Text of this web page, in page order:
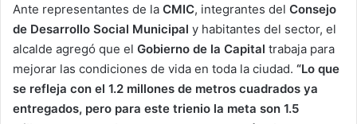
Ante representantes de la CMIC, integrantes del Consejo
de Desarrollo Social Municipal y habitantes del sector, el
alcalde agregó que el Gobierno de la Capital trabaja para
mejorar las condiciones de vida en toda la ciudad. “Lo que
se refleja con el 1.2 millones de metros cuadrados ya
entregados, pero para este trienio la meta son 1.5